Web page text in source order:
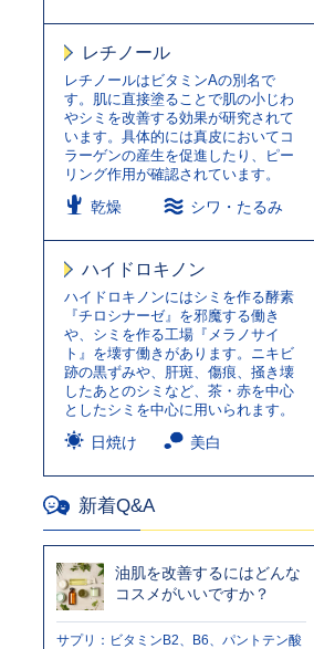
レチノール
レチノールはビタミンAの別名で
す。肌に直接塗ることで肌の小じわ
やシミを改善する効果が研究されて
います。具体的には真皮においてコ
ラーゲンの産生を促進したり、ピー
リング作用が確認されています。
乾燥 シワ・たるみ
ハイドロキノン
ハイドロキノンにはシミを作る酵素
『チロシナーゼ』を邪魔する働き
や、シミを作る工場『メラノサイ
ト』を壊す働きがあります。ニキビ
跡の黒ずみや、肝斑、傷痕、掻き壊
したあとのシミなど、茶・赤を中心
としたシミを中心に用いられます。
日焼け 美白
新着Q&A
油肌を改善するにはどんな
コスメがいいですか？
サプリ：ビタミンB2、B6、パントテン酸